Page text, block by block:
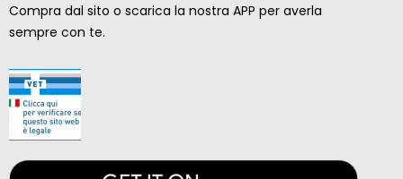
Compra dal sito o scarica la nostra APP per averla
sempre con te.